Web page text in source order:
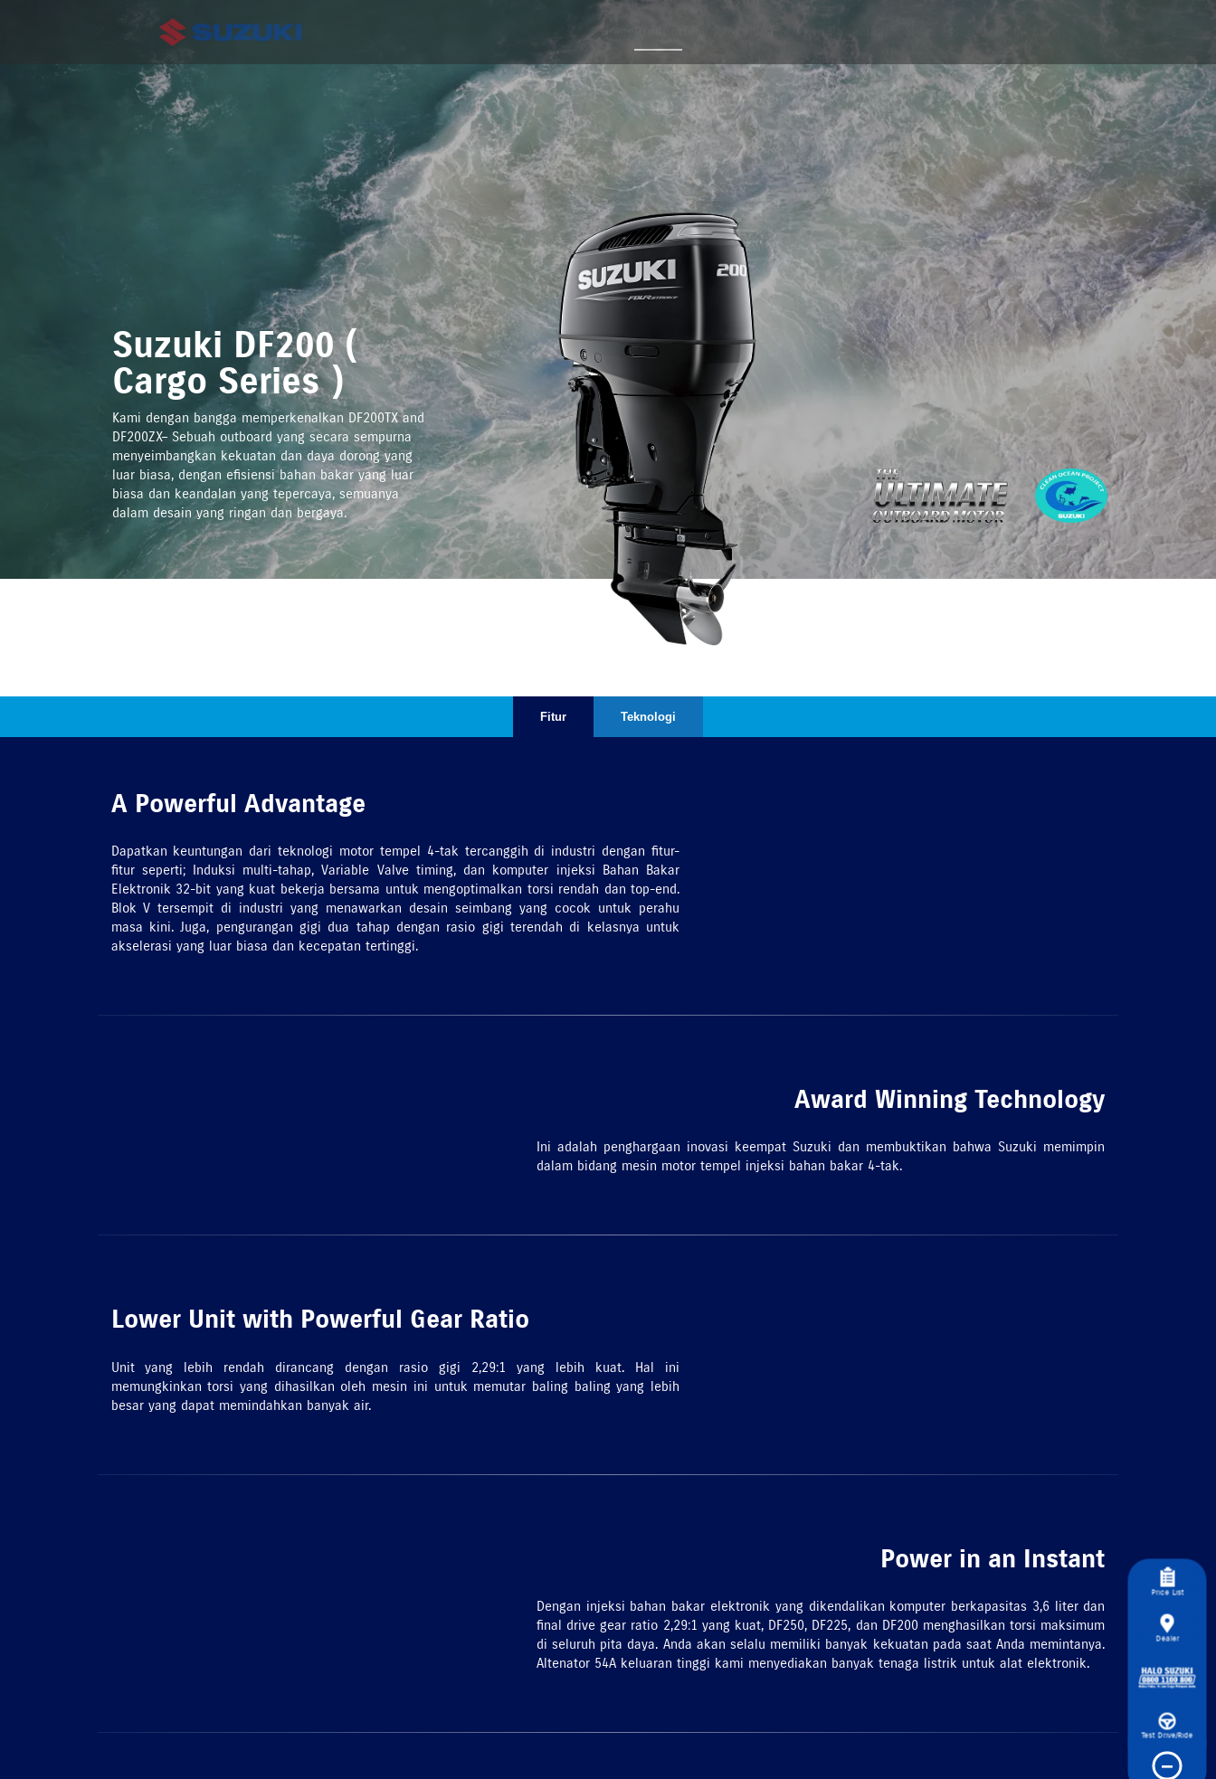
Clean Ocean Project
Suzuki DF200 (
Cargo Series )
Kami dengan bangga memperkenalkan DF200TX and
DF200ZX– Sebuah outboard yang secara sempurna
menyeimbangkan kekuatan dan daya dorong yang
luar biasa, dengan efisiensi bahan bakar yang luar
biasa dan keandalan yang tepercaya, semuanya
dalam desain yang ringan dan bergaya.
Fitur Teknologi
A Powerful Advantage
Dapatkan keuntungan dari teknologi motor tempel 4-tak tercanggih di industri dengan fitur-
fitur seperti; Induksi multi-tahap, Variable Valve timing, dan komputer injeksi Bahan Bakar
Elektronik 32-bit yang kuat bekerja bersama untuk mengoptimalkan torsi rendah dan top-end.
Blok V tersempit di industri yang menawarkan desain seimbang yang cocok untuk perahu
masa kini. Juga, pengurangan gigi dua tahap dengan rasio gigi terendah di kelasnya untuk
akselerasi yang luar biasa dan kecepatan tertinggi.
Award Winning Technology
Ini adalah penghargaan inovasi keempat Suzuki dan membuktikan bahwa Suzuki memimpin
dalam bidang mesin motor tempel injeksi bahan bakar 4-tak.
Lower Unit with Powerful Gear Ratio
Unit yang lebih rendah dirancang dengan rasio gigi 2,29:1 yang lebih kuat. Hal ini
memungkinkan torsi yang dihasilkan oleh mesin ini untuk memutar baling baling yang lebih
besar yang dapat memindahkan banyak air.
Power in an Instant
Dengan injeksi bahan bakar elektronik yang dikendalikan komputer berkapasitas 3,6 liter dan
final drive gear ratio 2,29:1 yang kuat, DF250, DF225, dan DF200 menghasilkan torsi maksimum
di seluruh pita daya. Anda akan selalu memiliki banyak kekuatan pada saat Anda memintanya.
Altenator 54A keluaran tinggi kami menyediakan banyak tenaga listrik untuk alat elektronik.
Price List
Dealer
Test Drive/Ride
−